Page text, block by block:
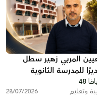
المربي زهير سطل
للمدرسة الثانوية
الشاملة في يافا
يافا 48
وتعليم 28/07/2026